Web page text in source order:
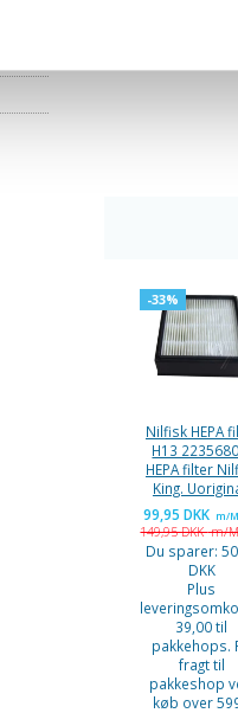
-33%
Nilfisk HEPA
H13
HEPA filter
King.
99,95 DKK m/
149,95 DKKm/
Du sparer:
DKK
Plus
39,00 til
pakkehops.
fragt til
pakkeshop
køb over